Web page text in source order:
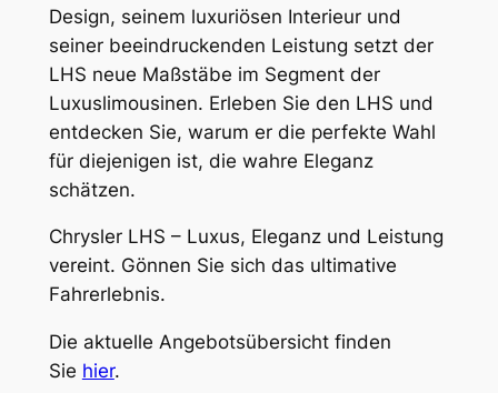
Design, seinem luxuriösen Interieur und
seiner beeindruckenden Leistung setzt der
LHS neue Maßstäbe im Segment der
Luxuslimousinen. Erleben Sie den LHS und
entdecken Sie, warum er die perfekte Wahl
für diejenigen ist, die wahre Eleganz
schätzen.
Chrysler LHS – Luxus, Eleganz und Leistung
vereint. Gönnen Sie sich das ultimative
Fahrerlebnis.
Die aktuelle Angebotsübersicht finden
Sie hier.